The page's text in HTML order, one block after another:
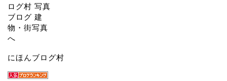
にほんブログ村